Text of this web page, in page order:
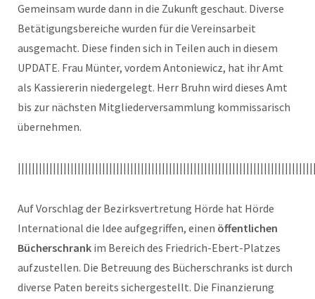
Gemeinsam wurde dann in die Zukunft geschaut. Diverse
Betätigungsbereiche wurden für die Vereinsarbeit
ausgemacht. Diese finden sich in Teilen auch in diesem
UPDATE. Frau Münter, vordem Antoniewicz, hat ihr Amt
als Kassiererin niedergelegt. Herr Bruhn wird dieses Amt
bis zur nächsten Mitgliederversammlung kommissarisch
übernehmen.
Auf Vorschlag der Bezirksvertretung Hörde hat Hörde
International die Idee aufgegriffen, einen öffentlichen
Bücherschrank im Bereich des Friedrich-Ebert-Platzes
aufzustellen. Die Betreuung des Bücherschranks ist durch
diverse Paten bereits sichergestellt. Die Finanzierung